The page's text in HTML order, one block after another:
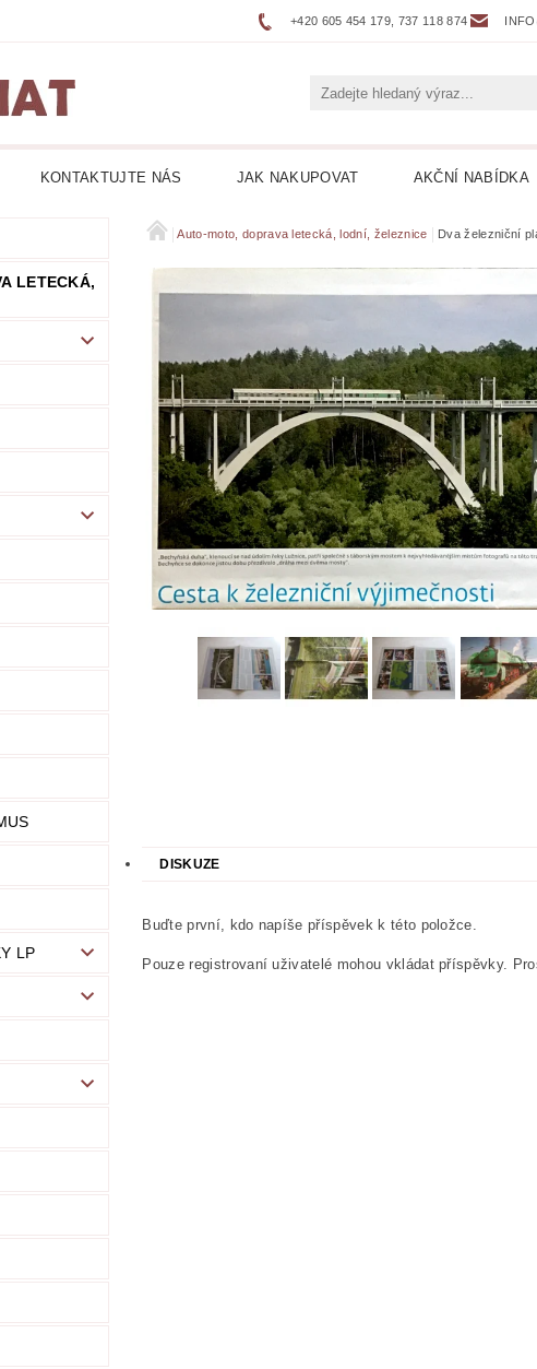
+420 605 454 179, 737 118 874
KONTAKTUJTE NÁS JAK NAKUPOVAT AKČNÍ NABÍDKA
DOPRAVA LETECKÁ, LODNÍ, ŽELEZNICE BELETRIE
DOBRODRUŽNÉ DVOJJAZYČNÉ KNIHY
GRAMOFONOVÉ DESKY LP HARLEQUIN
KOMIKSY KUCHAŘKY LEPORELA
LITERATURA EROTICKÁ LITERATURA FAKTU
LITERATURA TECHNICKÁ LITERATURA VÁLEČNÁ
MODELY, VYSTŘIHOVÁNKY
VYŘAZENO Z KNIHOVNY ZÁHADY ZDRAVÍ
LETECKÁ,
LP
Auto-moto, doprava letecká, lodní, železnice Dva železniční
DISKUZE
Buďte první, kdo napíše příspěvek k této položce.
Pouze registrovaní uživatelé mohou vkládat příspěvky.